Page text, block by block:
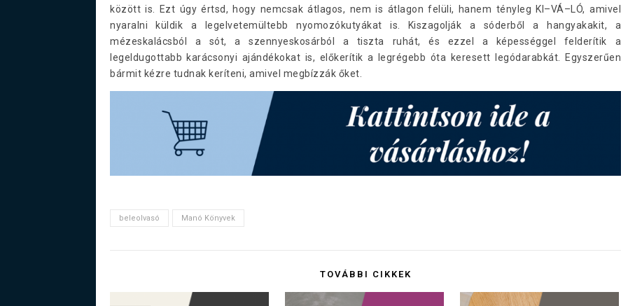
között is. Ezt úgy értsd, hogy nemcsak átlagos, nem is átlagon felüli, hanem tényleg KI–VÁ–LÓ, amivel
nyaralni küldik a legelvetemültebb nyomozókutyákat is. Kiszagolják a sóderből a hangyakakit, a
mézeskalácsból a sót, a szennyeskosárból a tiszta ruhát, és ezzel a képességgel felderítik a
legeldugottabb karácsonyi ajándékokat is, előkerítik a legrégebb óta keresett legódarabkát. Egyszerűen
bármit kézre tudnak keríteni, amivel megbízzák őket.
beleolvasó Manó Könyvek
TOVÁBBI CIKKEK